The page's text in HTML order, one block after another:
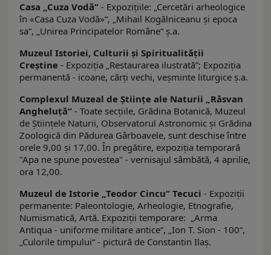
Casa „Cuza Vodă“ - Expoziţiile: „Cercetări arheologice
în «Casa Cuza Vodă»“, „Mihail Kogălniceanu şi epoca
sa“, „Unirea Principatelor Române“ ş.a.
Muzeul Istoriei, Culturii şi Spiritualităţii
Creştine - Expoziţia „Restaurarea ilustrată”; Expoziţia
permanentă - icoane, cărţi vechi, veşminte liturgice ş.a.
Complexul Muzeal de Ştiinţe ale Naturii „Răsvan
Angheluţă“ - Toate secţiile, Grădina Botanică, Muzeul
de Ştiinţele Naturii, Observatorul Astronomic şi Grădina
Zoologică din Pădurea Gârboavele, sunt deschise între
orele 9,00 şi 17,00. În pregătire, expoziţia temporară
"Apa ne spune povestea" - vernisajul sâmbătă, 4 aprilie,
ora 12,00.
Muzeul de Istorie „Teodor Cincu“ Tecuci - Expoziţii
permanente: Paleontologie, Arheologie, Etnografie,
Numismatică, Artă. Expoziţii temporare: „Arma
Antiqua - uniforme militare antice“, „Ion T. Sion - 100“,
„Culorile timpului“ - pictură de Constantin Ilaş.